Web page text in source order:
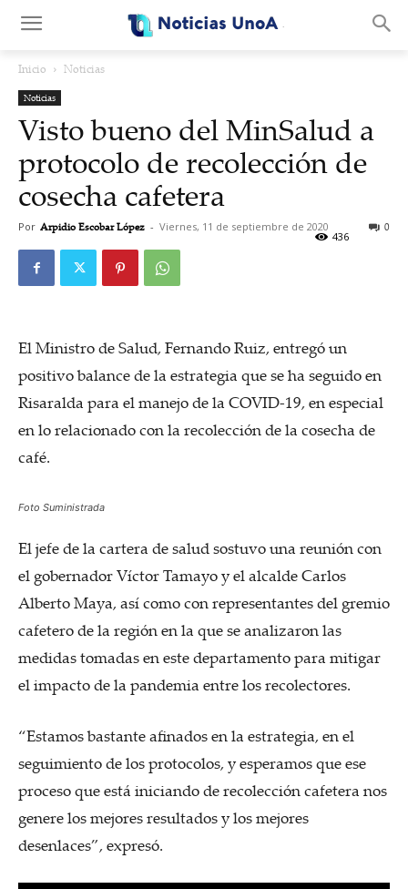
Inicio Noticias
Noticias
Visto bueno del MinSalud a
protocolo de recolección de
cosecha cafetera
Por Arpidio Escobar López - Viernes, 11 de septiembre de 2020 0
436
El Ministro de Salud, Fernando Ruiz, entregó un
positivo balance de la estrategia que se ha seguido en
Risaralda para el manejo de la COVID-19, en especial
en lo relacionado con la recolección de la cosecha de
café.
Foto Suministrada
El jefe de la cartera de salud sostuvo una reunión con
el gobernador Víctor Tamayo y el alcalde Carlos
Alberto Maya, así como con representantes del gremio
cafetero de la región en la que se analizaron las
medidas tomadas en este departamento para mitigar
el impacto de la pandemia entre los recolectores.
“Estamos bastante afinados en la estrategia, en el
seguimiento de los protocolos, y esperamos que ese
proceso que está iniciando de recolección cafetera nos
genere los mejores resultados y los mejores
desenlaces”, expresó.